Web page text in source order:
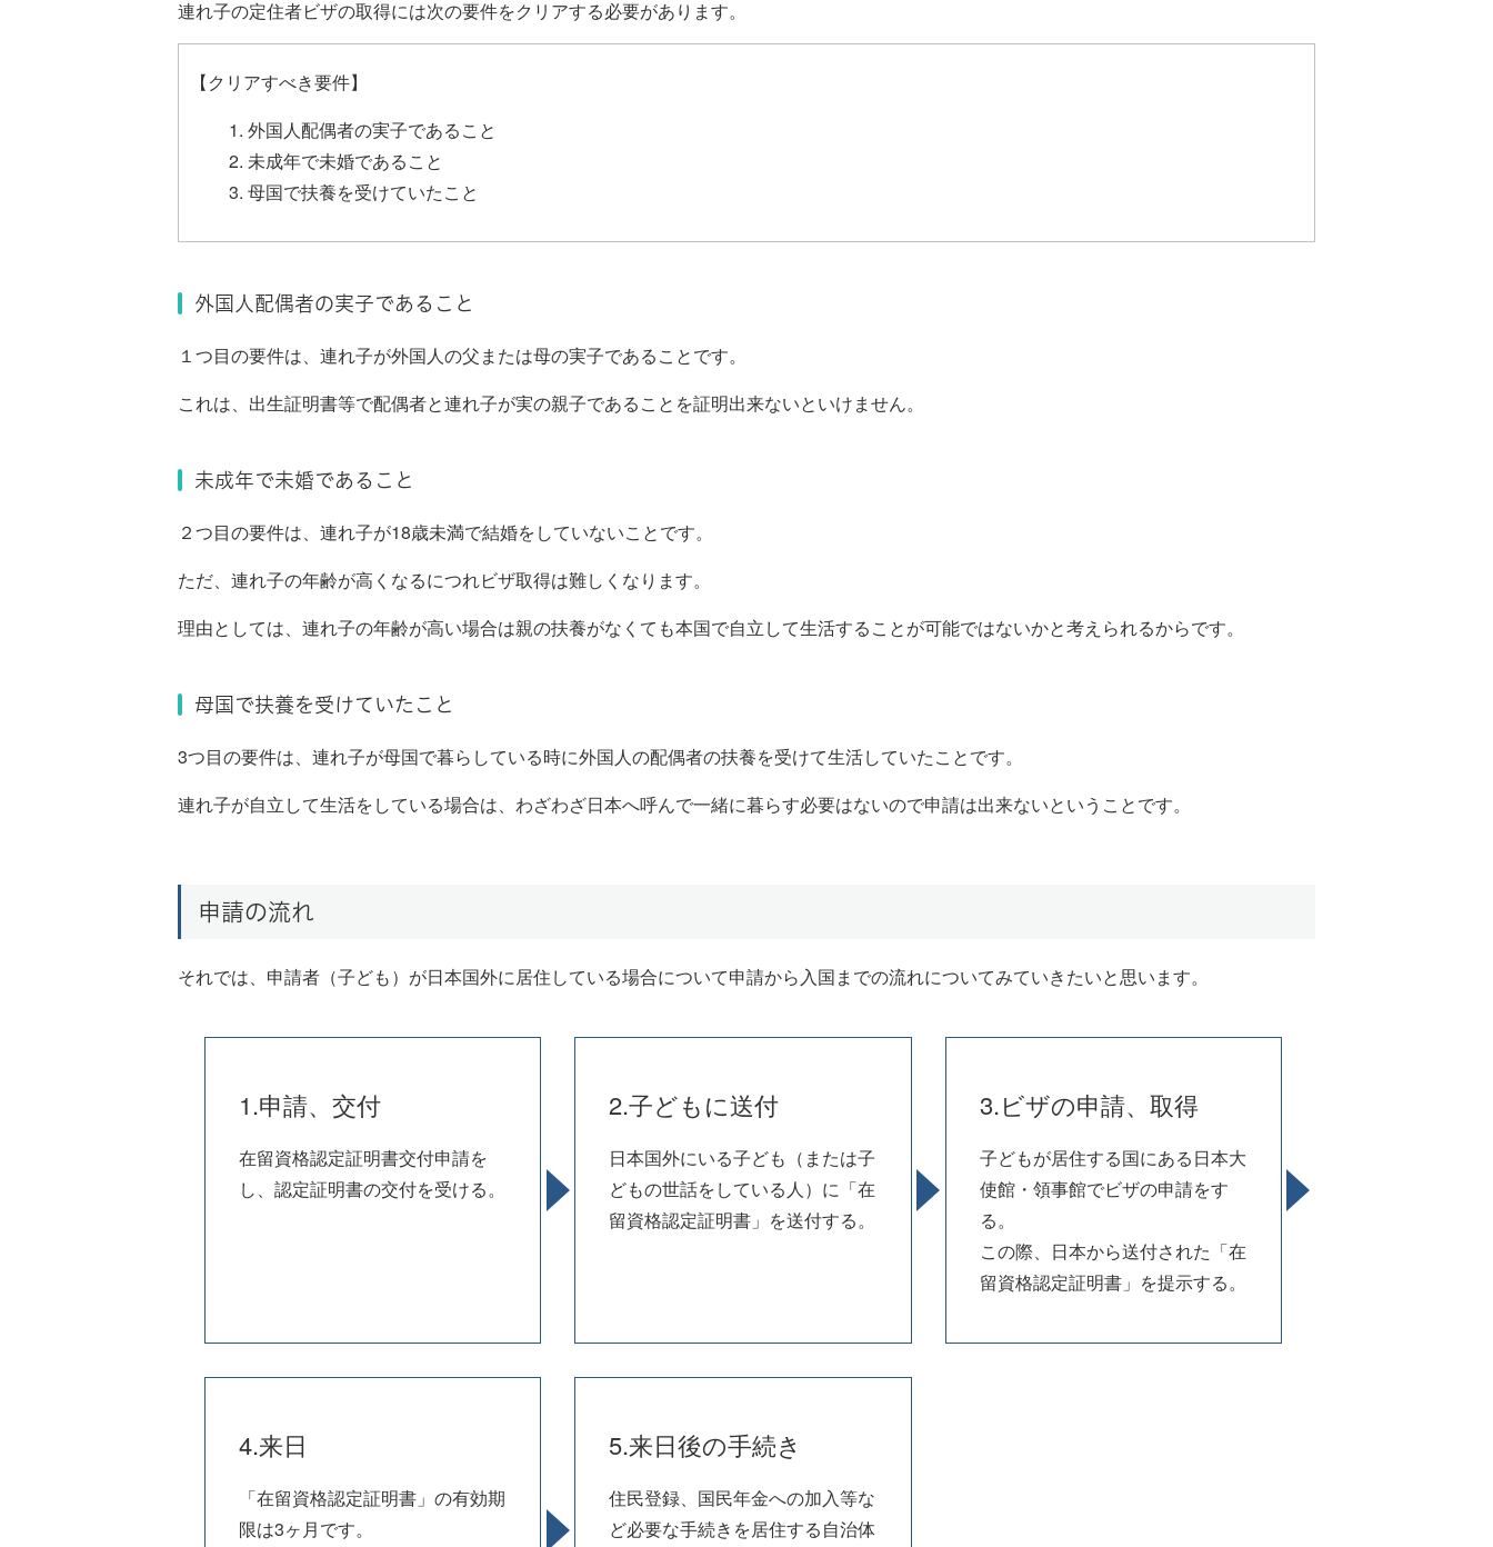
連れ子の定住者ビザの取得には次の要件をクリアする必要があります。
【クリアすべき要件】
外国人配偶者の実子であること
未成年で未婚であること
母国で扶養を受けていたこと
外国人配偶者の実子であること
１つ目の要件は、連れ子が外国人の父または母の実子であることです。
これは、出生証明書等で配偶者と連れ子が実の親子であることを証明出来ないといけません。
未成年で未婚であること
２つ目の要件は、連れ子が18歳未満で結婚をしていないことです。
ただ、連れ子の年齢が高くなるにつれビザ取得は難しくなります。
理由としては、連れ子の年齢が高い場合は親の扶養がなくても本国で自立して生活することが可能ではないかと考えられるからです。
母国で扶養を受けていたこと
3つ目の要件は、連れ子が母国で暮らしている時に外国人の配偶者の扶養を受けて生活していたことです。
連れ子が自立して生活をしている場合は、わざわざ日本へ呼んで一緒に暮らす必要はないので申請は出来ないということです。
申請の流れ
それでは、申請者（子ども）が日本国外に居住している場合について申請から入国までの流れについてみていきたいと思います。
1.申請、交付
在留資格認定証明書交付申請を
し、認定証明書の交付を受ける。
2.子どもに送付
日本国外にいる子ども（または子
どもの世話をしている人）に「在
留資格認定証明書」を送付する。
3.ビザの申請、取得
子どもが居住する国にある日本大
使館・領事館でビザの申請をす
る。
この際、日本から送付された「在
留資格認定証明書」を提示する。
4.来日
「在留資格認定証明書」の有効期
限は3ヶ月です。
5.来日後の手続き
住民登録、国民年金への加入等な
ど必要な手続きを居住する自治体